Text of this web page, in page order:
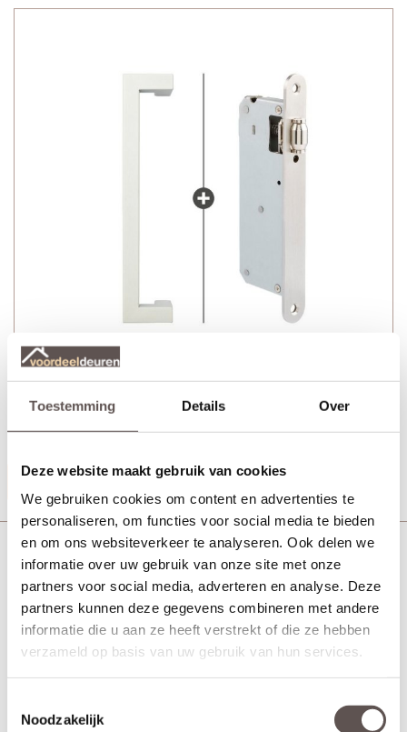
Toestemming Details Over
Deze website maakt gebruik van cookies
We gebruiken cookies om content en advertenties te
personaliseren, om functies voor social media te bieden
en om ons websiteverkeer te analyseren. Ook delen we
informatie over uw gebruik van onze site met onze
partners voor social media, adverteren en analyse. Deze
partners kunnen deze gegevens combineren met andere
informatie die u aan ze heeft verstrekt of die ze hebben
verzameld op basis van uw gebruik van hun services.
Noodzakelijk
+ Deurgreep Tupelo Wit 30 cm (tweezijdig)
+ Rolslot Slim
Productinformatie
Skantrae Slimserie deurbeslag draaideuren Pakket
HSP714